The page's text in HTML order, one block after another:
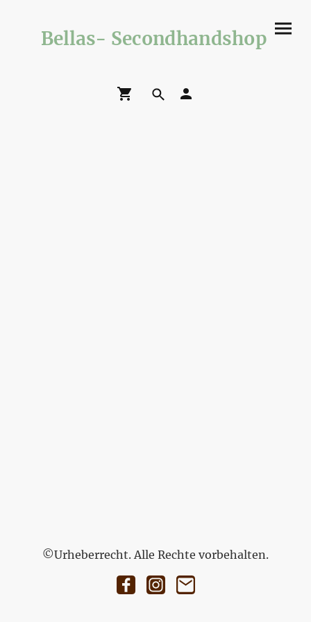
Bellas- Secondhandshop
©Urheberrecht. Alle Rechte vorbehalten.